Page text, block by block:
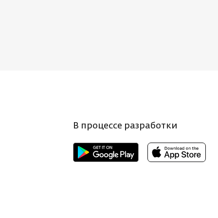
В процессе разработки